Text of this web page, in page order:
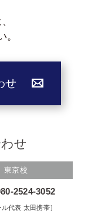
。
せ
せ
東京校
2524-3052
ル代表 太田携帯］